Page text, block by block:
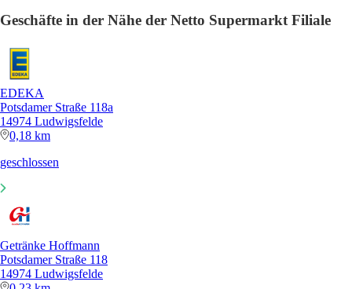
Geschäfte in der Nähe der Netto Supermarkt Filiale
EDEKA
Potsdamer Straße 118a
14974 Ludwigsfelde
0,18 km
geschlossen
Getränke Hoffmann
Potsdamer Straße 118
14974 Ludwigsfelde